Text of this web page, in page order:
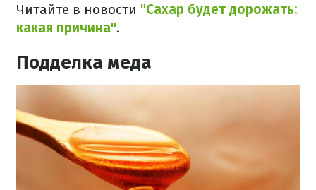
Читайте в новости "Сахар будет дорожать:
какая причина".
Подделка меда